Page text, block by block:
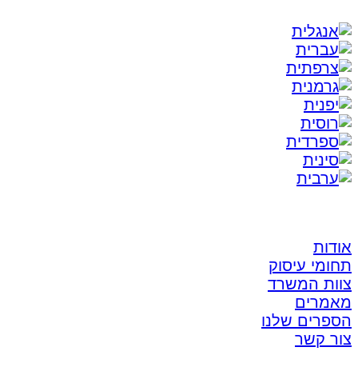
אודות
תחומי עיסוק
צוות המשרד
מאמרים
הספרים שלנו
צור קשר